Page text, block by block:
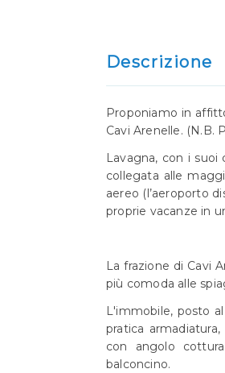
Descrizione
Proponiamo in
Cavi Arenelle. (N.B.
Lavagna, con i
collegata alle
aereo (l’aeroporto
proprie vacanze in
La frazione di Cavi
più comoda alle
L'immobile, posto
pratica
con angolo
balconcino.